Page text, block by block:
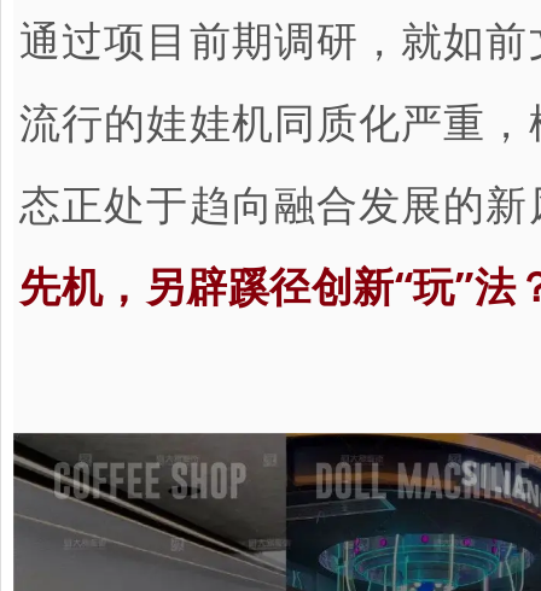
通过项目前期调研，就如
流行的娃娃机同质化严重
态正处于趋向融合发展的
先机，另辟蹊径创新“玩”法